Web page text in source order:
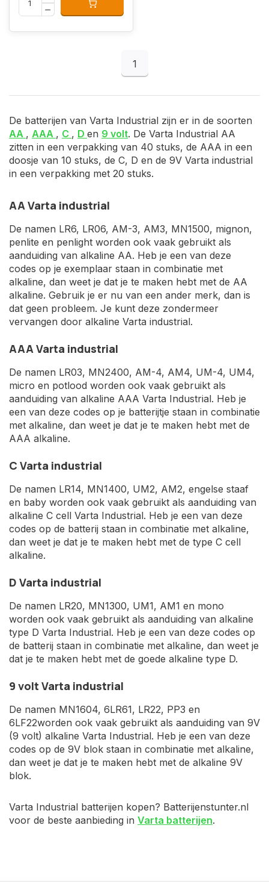
1
De batterijen van Varta Industrial zijn er in de soorten
AA , AAA , C , D en 9 volt. De Varta Industrial AA
zitten in een verpakking van 40 stuks, de AAA in een
doosje van 10 stuks, de C, D en de 9V Varta industrial
in een verpakking met 20 stuks.
AA Varta industrial
De namen LR6, LR06, AM-3, AM3, MN1500, mignon,
penlite en penlight worden ook vaak gebruikt als
aanduiding van alkaline AA. Heb je een van deze
codes op je exemplaar staan in combinatie met
alkaline, dan weet je dat je te maken hebt met de AA
alkaline. Gebruik je er nu van een ander merk, dan is
dat geen probleem. Je kunt deze zondermeer
vervangen door alkaline Varta industrial.
AAA Varta industrial
De namen LR03, MN2400, AM-4, AM4, UM-4, UM4,
micro en potlood worden ook vaak gebruikt als
aanduiding van alkaline AAA Varta Industrial. Heb je
een van deze codes op je batterijtje staan in combinatie
met alkaline, dan weet je dat je te maken hebt met de
AAA alkaline.
C Varta industrial
De namen LR14, MN1400, UM2, AM2, engelse staaf
en baby worden ook vaak gebruikt als aanduiding van
alkaline C cell Varta Industrial. Heb je een van deze
codes op de batterij staan in combinatie met alkaline,
dan weet je dat je te maken hebt met de type C cell
alkaline.
D Varta industrial
De namen LR20, MN1300, UM1, AM1 en mono
worden ook vaak gebruikt als aanduiding van alkaline
type D Varta Industrial. Heb je een van deze codes op
de batterij staan in combinatie met alkaline, dan weet je
dat je te maken hebt met de goede alkaline type D.
9 volt Varta industrial
De namen MN1604, 6LR61, LR22, PP3 en
6LF22worden ook vaak gebruikt als aanduiding van 9V
(9 volt) alkaline Varta Industrial. Heb je een van deze
codes op de 9V blok staan in combinatie met alkaline,
dan weet je dat je te maken hebt met de alkaline 9V
blok.
Varta Industrial batterijen kopen? Batterijenstunter.nl
voor de beste aanbieding in Varta batterijen.